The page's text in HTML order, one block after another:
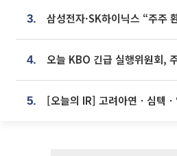
3. 삼성전자·SK하이닉스 “주주
4. 오늘 KBO 긴급 실행위원회,
5. [오늘의 IR] 고려아연ㆍ심텍